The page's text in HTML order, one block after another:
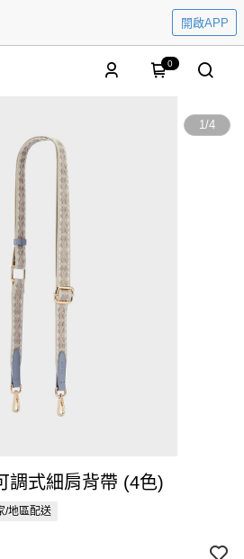
開啟APP
0
1/4
調式細肩背帶 (4色)
/地區配送